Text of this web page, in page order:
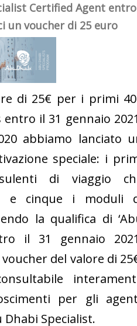
Certified Agent entro
un voucher di 25 euro
di 25€ per i primi
il 31 gennaio
abbiamo lanciato
speciale: i
di viaggio
e cinque i moduli
la qualifica di
il 31 gennaio
del valore di
per gli
Specialist.